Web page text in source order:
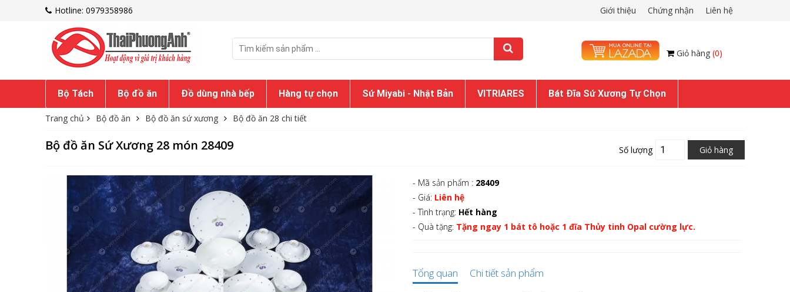
Hotline: 0979358986 Liên hệ
Chứng nhận
Giới thiệu
Giỏ hàng (0)
Bộ Tách Bộ đồ ăn Đồ dùng nhà bếp Hàng tự chọn Sứ Miyabi - Nhật Bản VITRIARES Bát Đĩa Sứ Xương Tự Chọn
Trang chủ Bộ đồ ăn Bộ đồ ăn sứ xương Bộ đồ ăn 28 chi tiết
Bộ đồ ăn Sứ Xương 28 món 28409 Số lượng Giỏ hàng
- Mã sản phẩm : 28409
- Giá: Liên hệ
- Tình trạng: Hết hàng
- Quà tặng: Tặng ngay 1 bát tô hoặc 1 đĩa Thủy tinh Opal cường lực.
Tổng quan Chi tiết sản phẩm